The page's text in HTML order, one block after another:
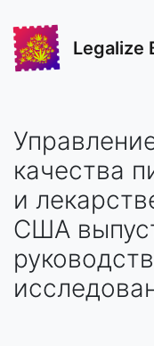
Legalize
качества
и
США